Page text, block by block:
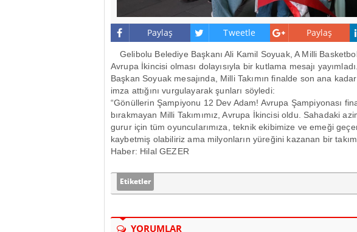
Paylaş Tweetle Paylaş
Gelibolu Belediye Başkanı Ali Kamil Soyuak, A Milli Basketbol
Avrupa İkincisi olması dolayısıyla bir kutlama mesajı yayımladı.
Başkan Soyuak mesajında, Milli Takımın finalde son ana
imza attığını vurgulayarak şunları söyledi:
“Gönüllerin Şampiyonu 12 Dev Adam! Avrupa Şampiyonası
bırakmayan Milli Takımımız, Avrupa İkincisi oldu. Sahadaki
gurur için tüm oyuncularımıza, teknik ekibimize ve emeği
kaybetmiş olabiliriz ama milyonların yüreğini kazanan bir
Haber: Hilal GEZER
Etiketler
YORUMLAR